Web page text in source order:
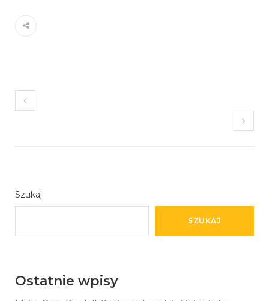
Szukaj
SZUKAJ
Ostatnie wpisy